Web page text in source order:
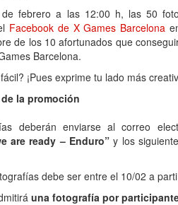
febrero a las 12:00 h, las 50
Facebook de X Games Barcelona
de los 10 afortunados que
Barcelona.
¡Pues exprime tu lado más
la promoción
deberán enviarse al correo
are ready – Enduro”y los
debe ser entre el 10/02 a
una fotografía por